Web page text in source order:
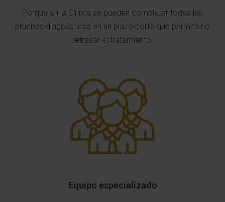
Porque en la Clínica se pueden completar todas las
pruebas diagnósticas en un plazo corto que permite no
retrasar el tratamiento.
Equipo especializado